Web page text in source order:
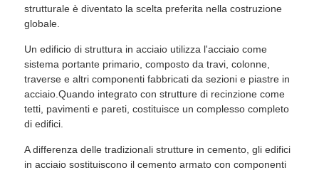
Richiedere un preventivo
Casa prefabbricata in acciaio leggero
Costruzione di strutture in acciaio
laboratorio di strutture in acciaio
strutturale è diventato la scelta preferita nella costruzione
globale.
Un edificio di struttura in acciaio utilizza l'acciaio come
sistema portante primario, composto da travi, colonne,
traverse e altri componenti fabbricati da sezioni e piastre in
acciaio.Quando integrato con strutture di recinzione come
tetti, pavimenti e pareti, costituisce un complesso completo
di edifici.
A differenza delle tradizionali strutture in cemento, gli edifici
in acciaio sostituiscono il cemento armato con componenti